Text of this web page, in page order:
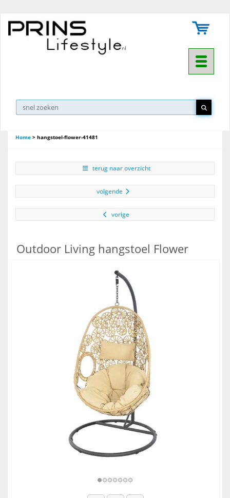
Toggle
Home > hangstoel-flower-41481
terug naar overzicht
volgende
vorige
Outdoor Living hangstoel Flower